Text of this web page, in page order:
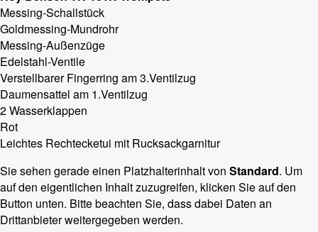
Messing-Schallstück
Goldmessing-Mundrohr
Messing-Außenzüge
Edelstahl-Ventile
Verstellbarer Fingerring am 3.Ventilzug
Daumensattel am 1.Ventilzug
2 Wasserklappen
Rot
Leichtes Rechtecketui mit Rucksackgarnitur
Sie sehen gerade einen Platzhalterinhalt von Standard. Um
auf den eigentlichen Inhalt zuzugreifen, klicken Sie auf den
Button unten. Bitte beachten Sie, dass dabei Daten an
Drittanbieter weitergegeben werden.